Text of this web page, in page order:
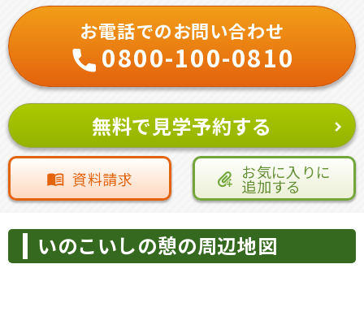
お電話でのお問い合わせ
0800-100-0810
無料で見学予約する
資料請求 お気に入りに
追加する
いのこいしの憩の周辺地図